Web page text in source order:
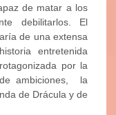
de matar a los
debilitarlos. El
de una extensa
entretenida
por la
ambiciones, la
de Drácula y de